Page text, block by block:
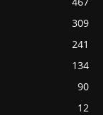
309
241
134
90
12